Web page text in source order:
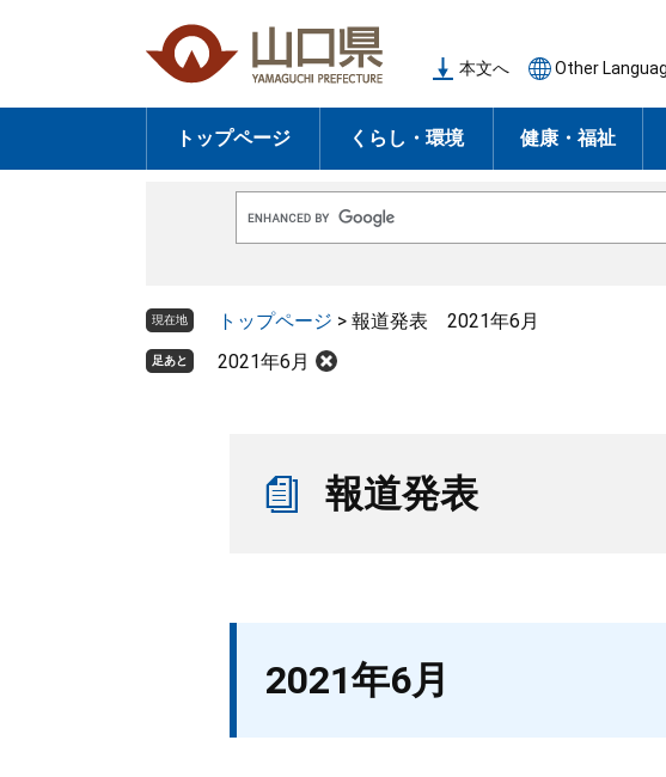
の
頭
ー
飛
本文へ Other
トップページ くらし・環境 健康・福祉
o
e
ス
現在地 トップページ > 報道発表 2021年6月
足あと 2021年6月
報道発表
2021年6月